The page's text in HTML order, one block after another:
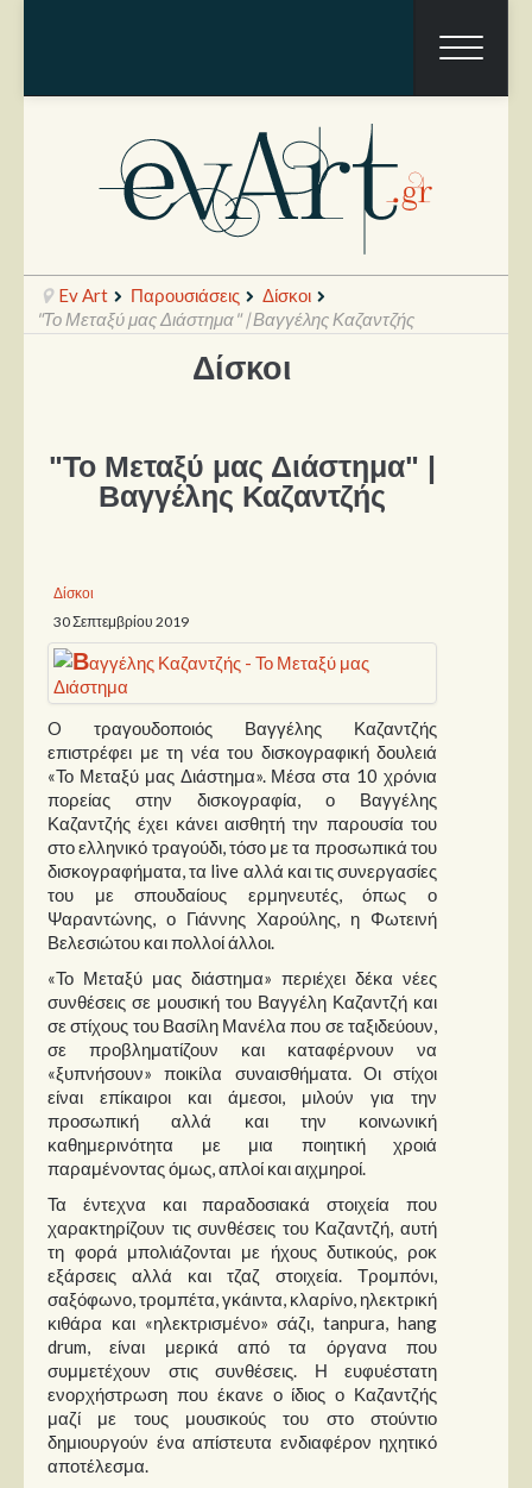
Θέατρο
Συνεντεύξεις
Παρουσιάσεις
Δίσκοι
Σειρές
Ταινίες
Βιβλία
Video News
Καλλιτέχνες
Μουσικοί
Διάφοροι
Νέα
Στήλες
Polls
Small Talk
Blog
Ev Art Παρουσιάσεις
Δίσκοι
"Το Μεταξύ μας Διάστημα" | Βαγγέλης Καζαντζής
Δίσκοι
"Το Μεταξύ μας Διάστημα" |
Βαγγέλης Καζαντζής
Δίσκοι
30 Σεπτεμβρίου 2019
O τραγουδοποιός Βαγγέλης Καζαντζής
επιστρέφει με τη νέα του δισκογραφική δουλειά
«Το Μεταξύ μας Διάστημα». Μέσα στα 10 χρόνια
πορείας στην δισκογραφία, ο Βαγγέλης
Καζαντζής έχει κάνει αισθητή την παρουσία του
στο ελληνικό τραγούδι, τόσο με τα προσωπικά του
δισκογραφήματα, τα live αλλά και τις συνεργασίες
του με σπουδαίους ερμηνευτές, όπως ο
Ψαραντώνης, ο Γιάννης Χαρούλης, η Φωτεινή
Βελεσιώτου και πολλοί άλλοι.
«Το Μεταξύ μας διάστημα» περιέχει δέκα νέες
συνθέσεις σε μουσική του Βαγγέλη Καζαντζή και
σε στίχους του Βασίλη Μανέλα που σε ταξιδεύουν,
σε προβληματίζουν και καταφέρνουν να
«ξυπνήσουν» ποικίλα συναισθήματα. Οι στίχοι
είναι επίκαιροι και άμεσοι, μιλούν για την
προσωπική αλλά και την κοινωνική
καθημερινότητα με μια ποιητική χροιά
παραμένοντας όμως, απλοί και αιχμηροί.
Τα έντεχνα και παραδοσιακά στοιχεία που
χαρακτηρίζουν τις συνθέσεις του Καζαντζή, αυτή
τη φορά μπολιάζονται με ήχους δυτικούς, ροκ
εξάρσεις αλλά και τζαζ στοιχεία. Τρομπόνι,
σαξόφωνο, τρομπέτα, γκάιντα, κλαρίνο, ηλεκτρική
κιθάρα και «ηλεκτρισμένο» σάζι, tanpura, hang
drum, είναι μερικά από τα όργανα που
συμμετέχουν στις συνθέσεις. Η ευφυέστατη
ενορχήστρωση που έκανε ο ίδιος ο Καζαντζής
μαζί με τους μουσικούς του στο στούντιο
δημιουργούν ένα απίστευτα ενδιαφέρον ηχητικό
αποτέλεσμα.